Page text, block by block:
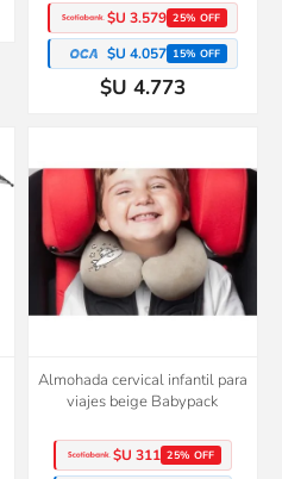
$U 3.579 25% OFF
$U 4.057 15% OFF
$U 4.773
Almohada cervical infantil para
viajes beige Babypack
$U 311 25% OFF